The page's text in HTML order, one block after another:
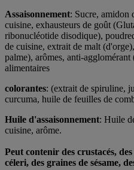
Assaisonnement: Sucre, amidon
cuisine, exhausteurs de goût
ribonucléotide disodique),
de cuisine, extrait de malt
palme), arômes, anti-
alimentaires
colorantes: (extrait de spiruline,
curcuma, huile de feuilles de
Huile d'assaisonnement: Huile
cuisine, arôme.
Peut contenir des crustacés,
céleri, des graines de sésame,